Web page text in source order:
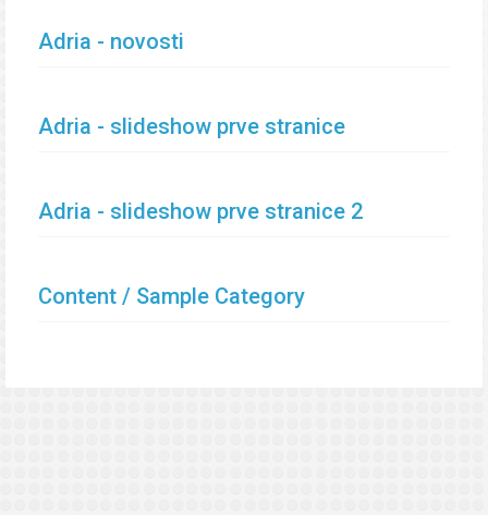
Adria - novosti
Adria - slideshow prve stranice
Adria - slideshow prve stranice 2
Content / Sample Category